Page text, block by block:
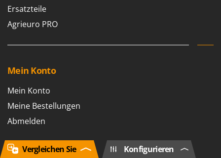
Ersatzteile
Agrieuro PRO
Mein Konto
Mein Konto
Meine Bestellungen
Abmelden
Konfigurieren
Vergleichen Sie